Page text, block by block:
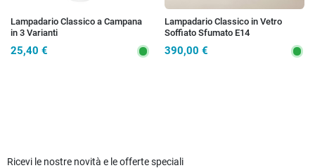
Lampadario Classico a Campana
in 3 Varianti
25,40 €
Lampadario Classico in Vetro
Soffiato Sfumato E14
390,00 €
Ricevi le nostre novità e le offerte speciali